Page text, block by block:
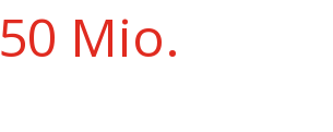
50 Mio.